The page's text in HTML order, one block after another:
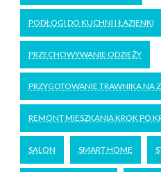
PODŁOGI DO KUCHNI I ŁAZIENKI
PRZECHOWYWANIE ODZIEŻY
PRZYGOTOWANIE TRAWNIKA NA
REMONT MIESZKANIA KROK PO
SALON SMART HOME